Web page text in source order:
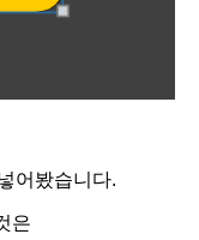
어봤습니다.
은